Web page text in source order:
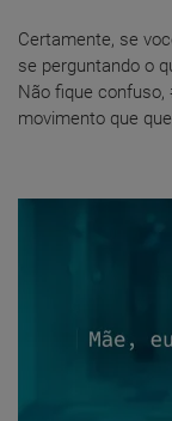
Certamente, se
se perguntando o
Não fique
movimento que